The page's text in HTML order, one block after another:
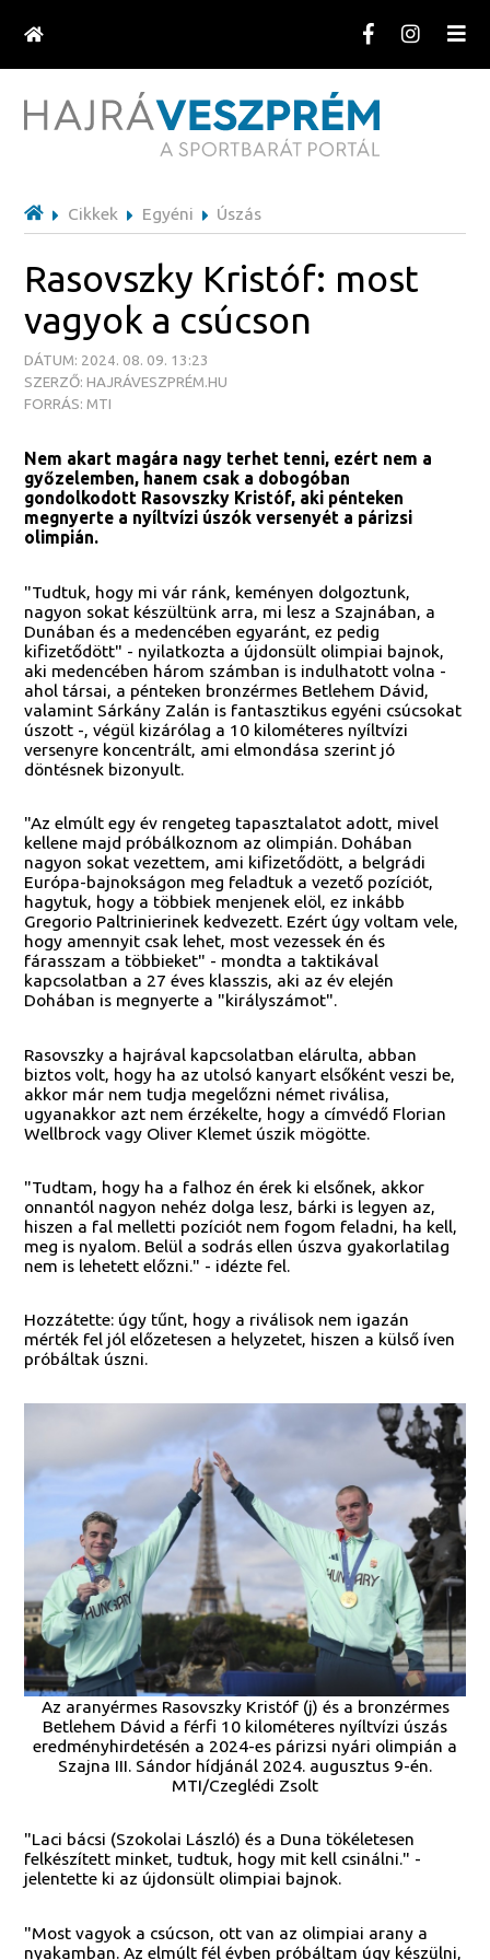
Cikkek Egyéni Úszás
Rasovszky Kristóf: most
vagyok a csúcson
DÁTUM: 2024. 08. 09. 13:23
SZERZŐ: HAJRÁVESZPRÉM.HU
FORRÁS: MTI
Nem akart magára nagy terhet tenni, ezért nem a
győzelemben, hanem csak a dobogóban
gondolkodott Rasovszky Kristóf, aki pénteken
megnyerte a nyíltvízi úszók versenyét a párizsi
olimpián.
"Tudtuk, hogy mi vár ránk, keményen dolgoztunk,
nagyon sokat készültünk arra, mi lesz a Szajnában, a
Dunában és a medencében egyaránt, ez pedig
kifizetődött" - nyilatkozta a újdonsült olimpiai bajnok,
aki medencében három számban is indulhatott volna -
ahol társai, a pénteken bronzérmes Betlehem Dávid,
valamint Sárkány Zalán is fantasztikus egyéni csúcsokat
úszott -, végül kizárólag a 10 kilométeres nyíltvízi
versenyre koncentrált, ami elmondása szerint jó
döntésnek bizonyult.
"Az elmúlt egy év rengeteg tapasztalatot adott, mivel
kellene majd próbálkoznom az olimpián. Dohában
nagyon sokat vezettem, ami kifizetődött, a belgrádi
Európa-bajnokságon meg feladtuk a vezető pozíciót,
hagytuk, hogy a többiek menjenek elöl, ez inkább
Gregorio Paltrinierinek kedvezett. Ezért úgy voltam vele,
hogy amennyit csak lehet, most vezessek én és
fárasszam a többieket" - mondta a taktikával
kapcsolatban a 27 éves klasszis, aki az év elején
Dohában is megnyerte a "királyszámot".
Rasovszky a hajrával kapcsolatban elárulta, abban
biztos volt, hogy ha az utolsó kanyart elsőként veszi be,
akkor már nem tudja megelőzni német riválisa,
ugyanakkor azt nem érzékelte, hogy a címvédő Florian
Wellbrock vagy Oliver Klemet úszik mögötte.
"Tudtam, hogy ha a falhoz én érek ki elsőnek, akkor
onnantól nagyon nehéz dolga lesz, bárki is legyen az,
hiszen a fal melletti pozíciót nem fogom feladni, ha kell,
meg is nyalom. Belül a sodrás ellen úszva gyakorlatilag
nem is lehetett előzni." - idézte fel.
Hozzátette: úgy tűnt, hogy a riválisok nem igazán
mérték fel jól előzetesen a helyzetet, hiszen a külső íven
próbáltak úszni.
Az aranyérmes Rasovszky Kristóf (j) és a bronzérmes
Betlehem Dávid a férfi 10 kilométeres nyíltvízi úszás
eredményhirdetésén a 2024-es párizsi nyári olimpián a
Szajna III. Sándor hídjánál 2024. augusztus 9-én.
MTI/Czeglédi Zsolt
"Laci bácsi (Szokolai László) és a Duna tökéletesen
felkészített minket, tudtuk, hogy mit kell csinálni." -
jelentette ki az újdonsült olimpiai bajnok.
"Most vagyok a csúcson, ott van az olimpiai arany a
nyakamban. Az elmúlt fél évben próbáltam úgy készülni,